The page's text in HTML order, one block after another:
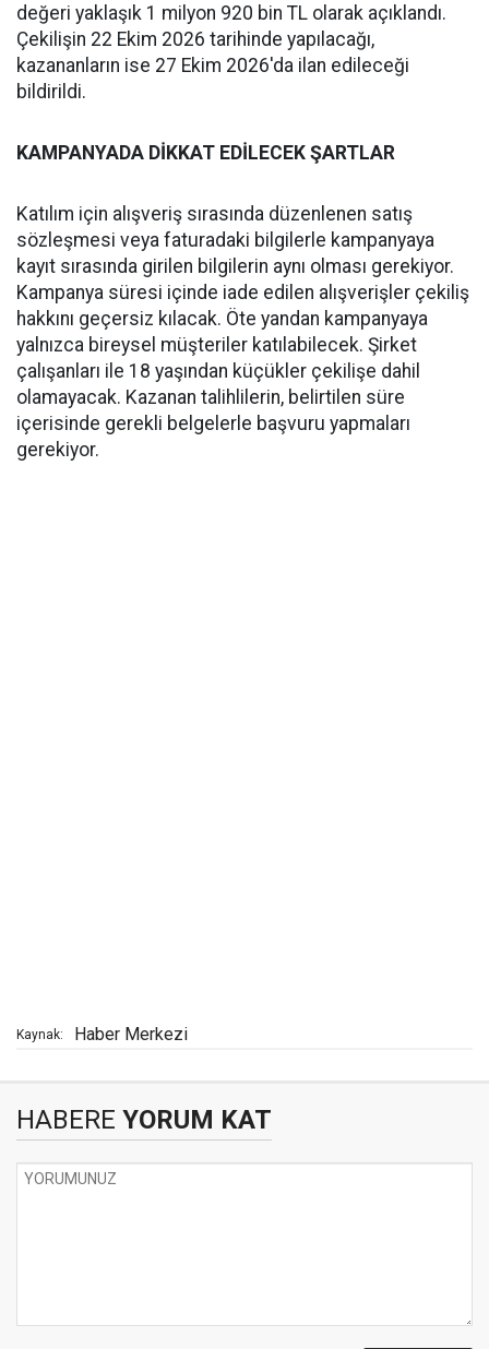
değeri yaklaşık 1 milyon 920 bin TL olarak açıklandı.
Çekilişin 22 Ekim 2026 tarihinde yapılacağı,
kazananların ise 27 Ekim 2026'da ilan edileceği
bildirildi.
KAMPANYADA DİKKAT EDİLECEK ŞARTLAR
Katılım için alışveriş sırasında düzenlenen satış
sözleşmesi veya faturadaki bilgilerle kampanyaya
kayıt sırasında girilen bilgilerin aynı olması gerekiyor.
Kampanya süresi içinde iade edilen alışverişler çekiliş
hakkını geçersiz kılacak. Öte yandan kampanyaya
yalnızca bireysel müşteriler katılabilecek. Şirket
çalışanları ile 18 yaşından küçükler çekilişe dahil
olamayacak. Kazanan talihlilerin, belirtilen süre
içerisinde gerekli belgelerle başvuru yapmaları
gerekiyor.
Kaynak: Haber Merkezi
HABERE YORUM KAT